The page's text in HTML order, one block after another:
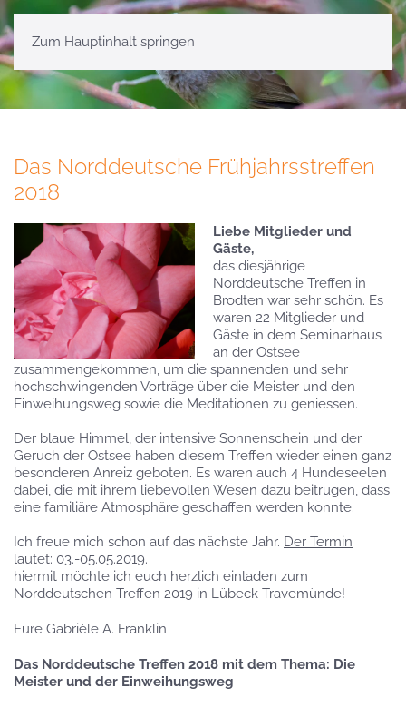
Zum Hauptinhalt springen
Das Norddeutsche Frühjahrsstreffen
2018
Liebe Mitglieder und
Gäste,
das diesjährige
Norddeutsche Treffen in
Brodten war sehr schön. Es
waren 22 Mitglieder und
Gäste in dem Seminarhaus
an der Ostsee
zusammengekommen, um die spannenden und sehr
hochschwingenden Vorträge über die Meister und den
Einweihungsweg sowie die Meditationen zu geniessen.
Der blaue Himmel, der intensive Sonnenschein und der
Geruch der Ostsee haben diesem Treffen wieder einen ganz
besonderen Anreiz geboten. Es waren auch 4 Hundeseelen
dabei, die mit ihrem liebevollen Wesen dazu beitrugen, dass
eine familiäre Atmosphäre geschaffen werden konnte.
Ich freue mich schon auf das nächste Jahr. Der Termin
lautet: 03.-05.05.2019.
hiermit möchte ich euch herzlich einladen zum
Norddeutschen Treffen 2019 in Lübeck-Travemünde!
Eure Gabrièle A. Franklin
Das Norddeutsche Treffen 2018 mit dem Thema: Die
Meister und der Einweihungsweg